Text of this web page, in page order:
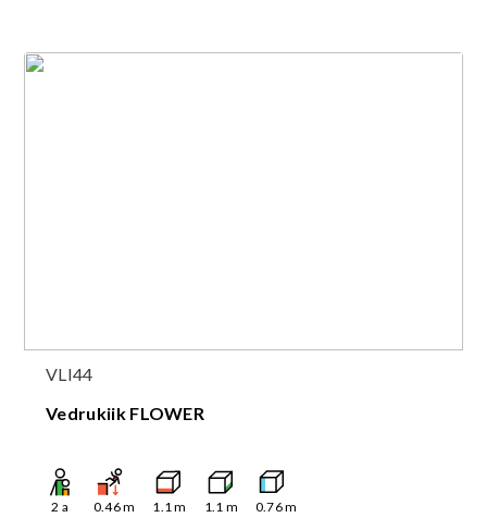
VLI44
Vedrukiik FLOWER
2 a 0.46m 1.1m 1.1 m 0.76m